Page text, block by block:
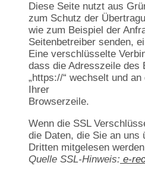
Diese Seite nutzt aus
zum Schutz der
wie zum Beispiel der
Seitenbetreiber senden,
Eine verschlüsselte
dass die Adresszeile des
„https://“ wechselt und
Ihrer
Browserzeile.
Wenn die SSL
die Daten, die Sie an uns
Dritten mitgelesen
Quelle SSL-Hinweis: e-